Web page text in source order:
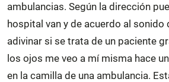
ambulancias. Según la dirección
hospital van y de acuerdo al sonido
adivinar si se trata de un paciente
los ojos me veo a mí misma hace
en la camilla de una ambulancia.